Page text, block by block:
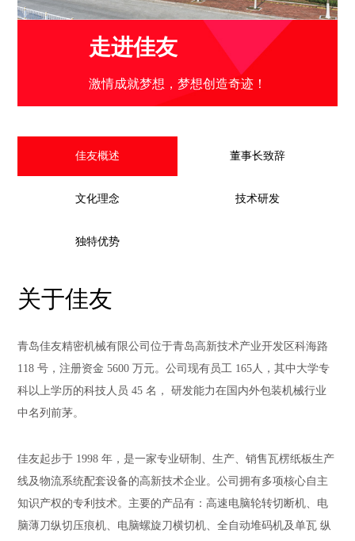
走进佳友
激情成就梦想，梦想创造奇迹！
佳友概述 董事长致辞
文化理念 技术研发
独特优势
关于佳友
青岛佳友精密机械有限公司位于青岛高新技术产业开发区科海路
118 号，注册资金 5600 万元。公司现有员工 165人，其中大学专
科以上学历的科技人员 45 名， 研发能力在国内外包装机械行业
中名列前茅。
佳友起步于 1998 年，是一家专业研制、生产、销售瓦楞纸板生产
线及物流系统配套设备的高新技术企业。公司拥有多项核心自主
知识产权的专利技术。主要的产品有：高速电脑轮转切断机、电
脑薄刀纵切压痕机、电脑螺旋刀横切机、全自动堆码机及单瓦 纵